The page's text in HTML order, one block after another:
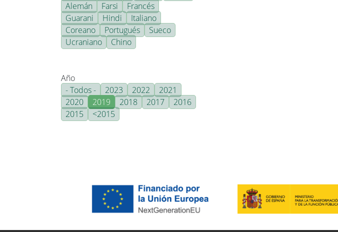
Alemán
Farsi
Francés
Guarani
Hindi
Italiano
Coreano
Portugués
Sueco
Ucraniano
Chino
Año
- Todos -
2023 2022
2021
2020
2019 2018 2017
2016
2015
<2015